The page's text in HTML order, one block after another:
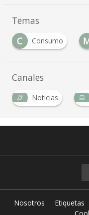
Temas
C
Consumo
Canales
Noticias
Nosotros Etiquetas